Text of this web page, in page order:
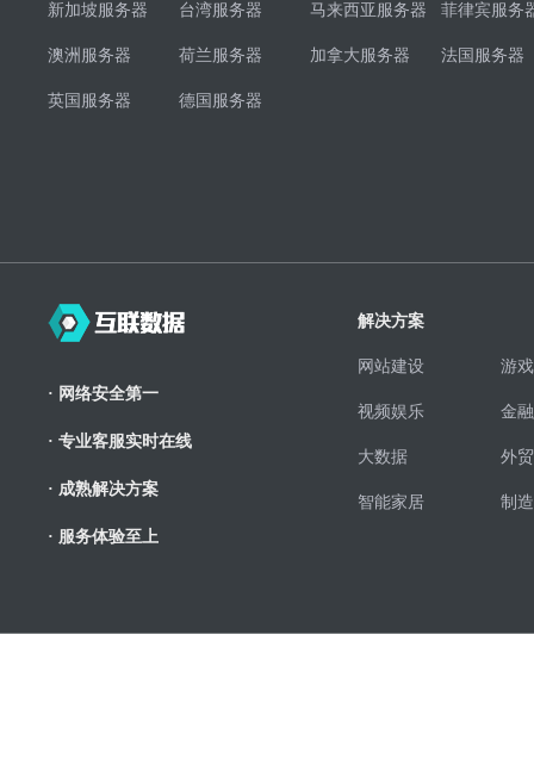
新加坡服务器 台湾服务器 马来西亚服务器 菲律宾服务
澳洲服务器 荷兰服务器 加拿大服务器 法国服务器
英国服务器 德国服务器
· 网络安全第一
· 专业客服实时在线
· 成熟解决方案
· 服务体验至上
解决方案
网站建设 游
视频娱乐 金
大数据 外
智能家居 制